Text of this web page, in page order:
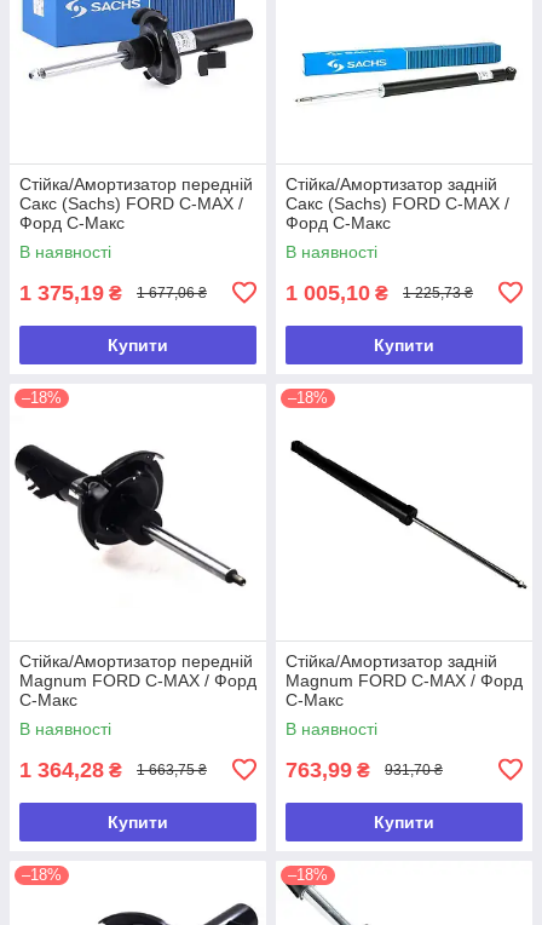
Стійка/Амортизатор передній
Сакс (Sachs) FORD C-MAX /
Форд С-Макс
В наявності
1 375,19 ₴ 1 677,06 ₴
Купити
Стійка/Амортизатор задній
Сакс (Sachs) FORD C-MAX /
Форд С-Макс
В наявності
1 005,10 ₴ 1 225,73 ₴
Купити
–18%
Стійка/Амортизатор передній
Magnum FORD C-MAX / Форд
С-Макс
В наявності
1 364,28 ₴ 1 663,75 ₴
Купити
–18%
Стійка/Амортизатор задній
Magnum FORD C-MAX / Форд
С-Макс
В наявності
763,99 ₴ 931,70 ₴
Купити
–18% –18%